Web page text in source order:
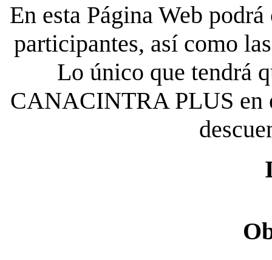
En esta Página Web
participantes, así como
Lo único que tendrá
CANACINTRA PLUS en